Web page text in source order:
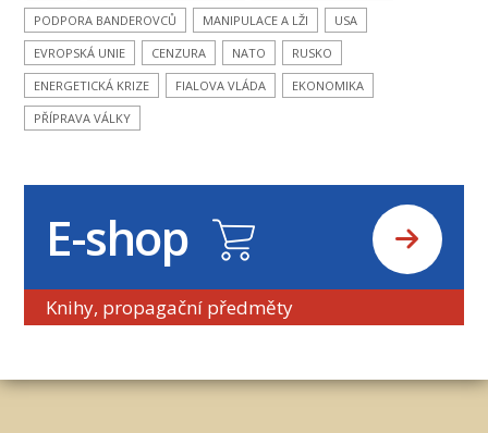
PODPORA BANDEROVCŮ
MANIPULACE A LŽI
USA
EVROPSKÁ UNIE
CENZURA NATO
RUSKO
ENERGETICKÁ KRIZE
FIALOVA VLÁDA
EKONOMIKA
PŘÍPRAVA VÁLKY
E-shop
Knihy, propagační předměty